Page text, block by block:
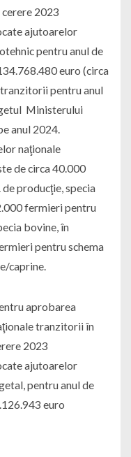
2023
ajutoarelor
pentru anul de
euro (circa
pentru anul
Ministerului
anul 2024.
naţionale
de circa 40.000
producţie, specia
fermieri pentru
bovine, în
pentru schema
caprine.
aprobarea
tranzitorii în
2023
ajutoarelor
pentru anul de
euro